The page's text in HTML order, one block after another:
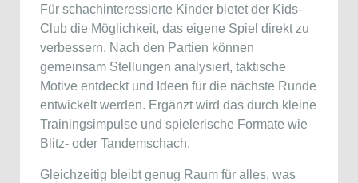
Für schachinteressierte Kinder bietet der Kids-
Club die Möglichkeit, das eigene Spiel direkt zu
verbessern. Nach den Partien können
gemeinsam Stellungen analysiert, taktische
Motive entdeckt und Ideen für die nächste Runde
entwickelt werden. Ergänzt wird das durch kleine
Trainingsimpulse und spielerische Formate wie
Blitz- oder Tandemschach.
Gleichzeitig bleibt genug Raum für alles, was